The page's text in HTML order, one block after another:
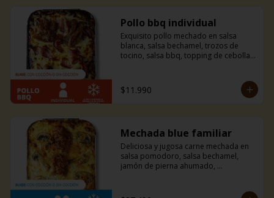
Pollo bbq individual
Exquisito pollo mechado en salsa
blanca, salsa bechamel, trozos de
tocino, salsa bbq, topping de cebolla
la bbq esta combinación es ideal para
ti, te fascinará.
$11.990
Mechada blue familiar
Deliciosa y jugosa carne mechada en
salsa pomodoro, salsa bechamel,
jamón de pierna ahumado,
sabor sutil y único que solo esta